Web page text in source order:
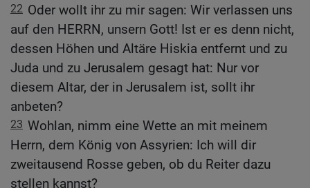
22 Oder wollt ihr zu mir sagen: Wir verlassen uns
auf den HERRN, unsern Gott! Ist er es denn nicht,
dessen Höhen und Altäre Hiskia entfernt und zu
Juda und zu Jerusalem gesagt hat: Nur vor
diesem Altar, der in Jerusalem ist, sollt ihr
anbeten?
23 Wohlan, nimm eine Wette an mit meinem
Herrn, dem König von Assyrien: Ich will dir
zweitausend Rosse geben, ob du Reiter dazu
stellen kannst?